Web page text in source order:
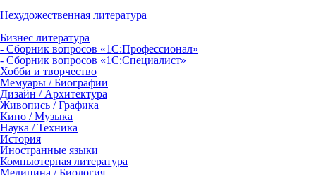
Нехудожественная литература
Бизнес литература
- Сборник вопросов «1С:Профессионал»
- Сборник вопросов «1С:Специалист»
Хобби и творчество
Мемуары / Биографии
Дизайн / Архитектура
Живопись / Графика
Кино / Музыка
Наука / Техника
История
Иностранные языки
Компьютерная литература